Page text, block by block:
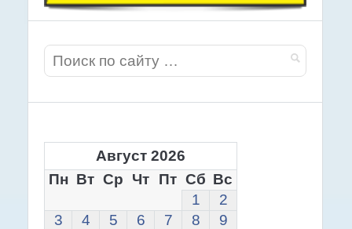
Август 2026
Пн Вт Ср Чт Пт Сб Вс
1
2
3
4 5 6 7 8
9